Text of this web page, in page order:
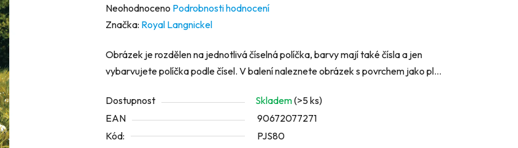
Průměrné
hodnocení
je
0,0
5
hvězdiček.
Neohodnoceno Podrobnosti hodnocení
Značka: Royal Langnickel
Obrázek je rozdělen na jednotlivá číselná políčka, barvy mají také čísla a jen
vybarvujete políčka podle čísel. V balení naleznete obrázek s povrchem jako pl...
Dostupnost Skladem(>5 ks)
EAN
90672077271
Kód:
PJS80